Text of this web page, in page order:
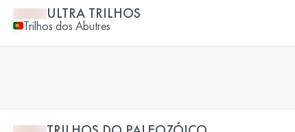
ULTRA TRILHOS
Trilhos dos Abutres